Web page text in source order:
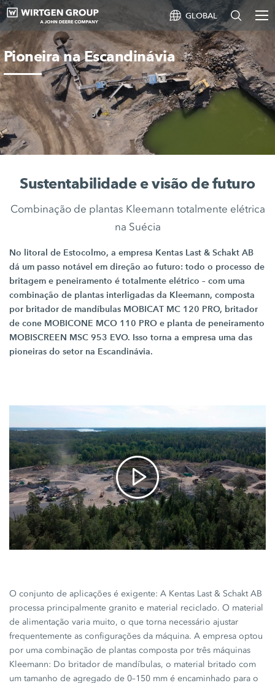
GLOBAL
Pioneira na Escandinávia
Sustentabilidade e visão de futuro
Combinação de plantas Kleemann totalmente elétrica
na Suécia
No litoral de Estocolmo, a empresa Kentas Last &Schakt AB
dá um passo notável em direção ao futuro: todo o processo de
britagem e peneiramento é totalmente elétrico – com uma
combinação de plantas interligadas da Kleemann, composta
por britador de mandíbulas MOBICAT MC 120 PRO, britador
de cone MOBICONE MCO 110 PRO e planta de peneiramento
MOBISCREEN MSC 953 EVO. Isso torna a empresa uma das
pioneiras do setor na Escandinávia.
O conjunto de aplicações é exigente: A Kentas Last& Schakt AB
processa principalmente granito e material reciclado. O material
de alimentação varia muito, o que torna necessário ajustar
frequentemente as configurações da máquina. A empresa optou
por uma combinação de plantas composta por três máquinas
Kleemann: Do britador de mandíbulas, o material britado com
um tamanho de agregado de0–150 mm é encaminhado para o